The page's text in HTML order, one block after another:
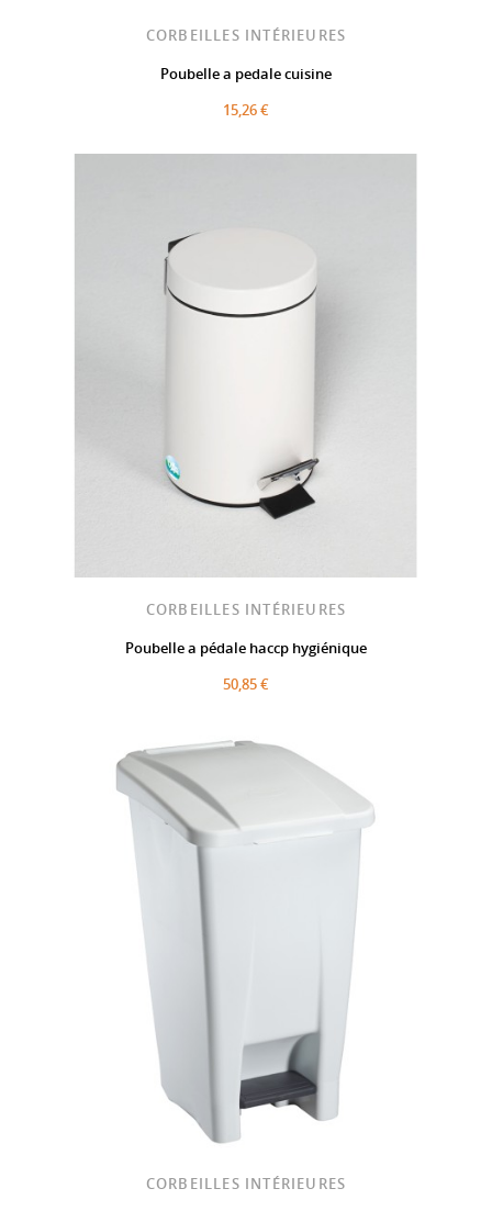
CORBEILLES INTÉRIEURES
Poubelle a pedale cuisine
15,26 €
CORBEILLES INTÉRIEURES
Poubelle a pédale haccp hygiénique
50,85 €
CORBEILLES INTÉRIEURES